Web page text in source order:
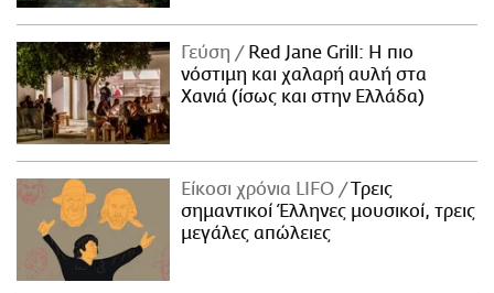
CITY GUIDE
ΑΜΠΑ
PRINT
Γεύση
Red Jane Grill: Η πιο
νόστιμη και χαλαρή αυλή στα
Χανιά (ίσως και στην Ελλάδα)
Είκοσι χρόνια LIFO
Tρεις
σημαντικοί Έλληνες μουσικοί, τρεις
μεγάλες απώλειες